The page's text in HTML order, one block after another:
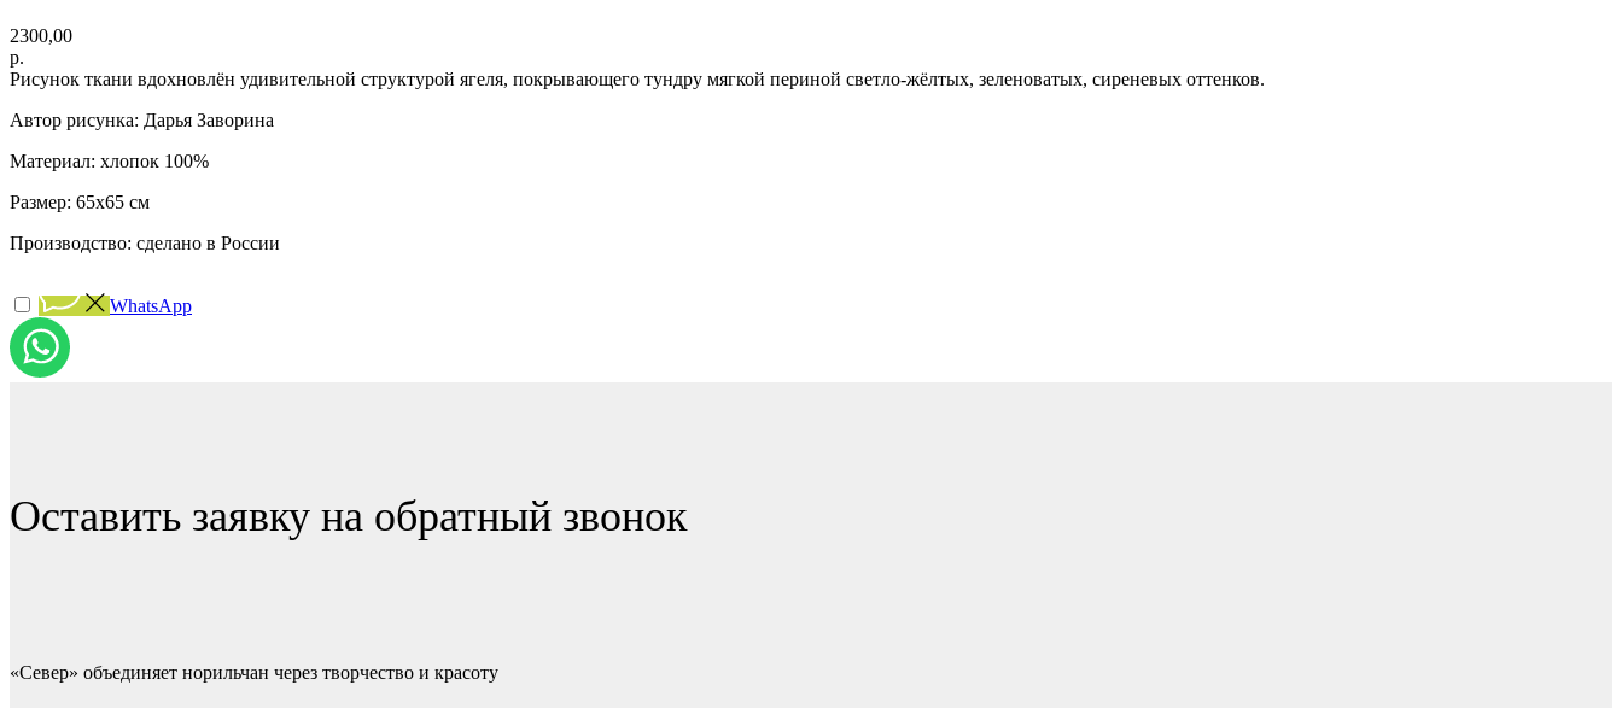
2300,00
р.
Рисунок ткани вдохновлён удивительной структурой ягеля, покрывающего тундру мягкой периной светло-жёлтых, зеленоватых, сиреневых оттенков.
Автор рисунка: Дарья Заворина
Материал: хлопок 100%
Размер: 65x65 см
Производство: сделано в России
WhatsApp
Оставить заявку на обратный звонок
«Север» объединяет норильчан через творчество и красоту